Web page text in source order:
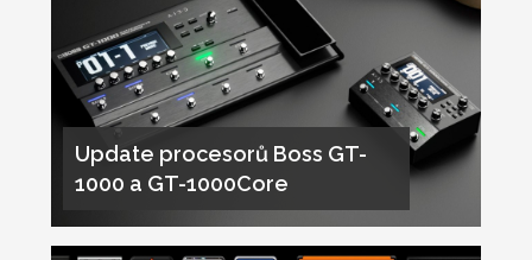
Update procesorů Boss GT-
1000 a GT-1000Core